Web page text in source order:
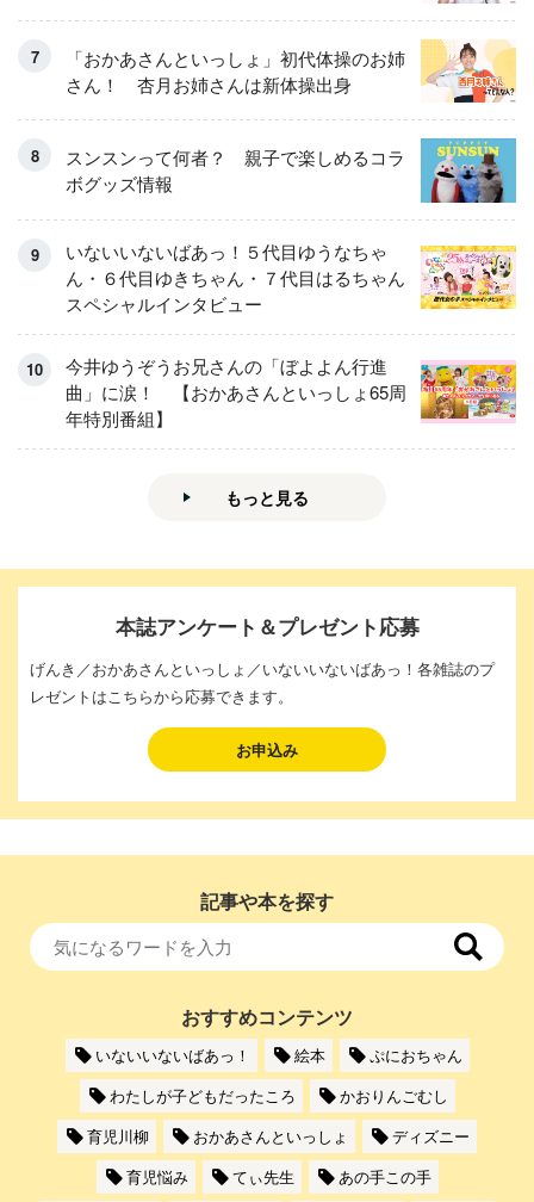
「おかあさんといっしょ」初代体操のお姉
さん！ 杏月お姉さんは新体操出身
スンスンって何者？ 親子で楽しめるコラ
ボグッズ情報
いないいないばあっ！５代目ゆうなちゃ
ん・６代目ゆきちゃん・７代目はるちゃん
スペシャルインタビュー
今井ゆうぞうお兄さんの「ぼよよん行進
曲」に涙！ 【おかあさんといっしょ65周
年特別番組】
もっと見る
本誌アンケート＆プレゼント応募
げんき／おかあさんといっしょ／いないいないばあっ！各雑誌のプ
レゼントはこちらから応募できます。
お申込み
記事や本を探す
おすすめコンテンツ
いないいないばあっ！ 絵本
ぷにおちゃん
わたしが子どもだったころ
かおりんごむし
育児川柳
おかあさんといっしょ
ディズニー
育児悩み
てぃ先生 あの手この手